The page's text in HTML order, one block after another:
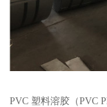
PVC 塑料溶胶（PVC